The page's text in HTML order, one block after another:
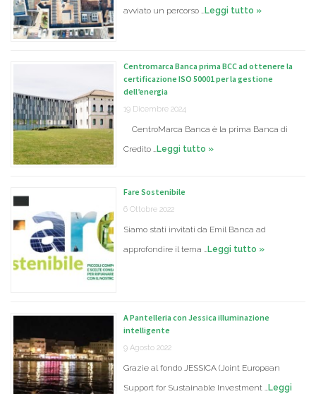
avviato un percorso …Leggi tutto »
Centromarca Banca prima BCC ad ottenere la
certificazione ISO 50001 per la gestione
dell’energia
19 Dicembre 2024
CentroMarca Banca è la prima Banca di
Credito …Leggi tutto »
Fare Sostenibile
6 Ottobre 2022
Siamo stati invitati da Emil Banca ad
approfondire il tema …Leggi tutto »
A Pantelleria con Jessica illuminazione
intelligente
9 Agosto 2022
Grazie al fondo JESSICA (Joint European
Support for Sustainable Investment …Leggi